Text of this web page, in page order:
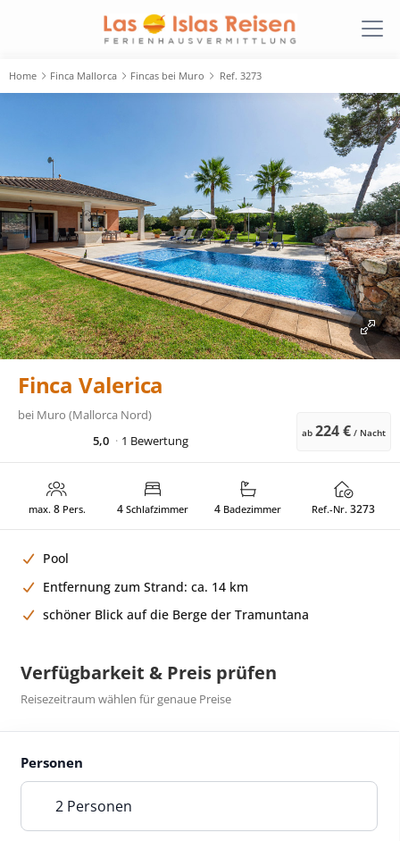
Home Finca Mallorca Fincas bei Muro Ref. 3273
Finca Valerica
bei Muro (Mallorca Nord)
5,0
1 Bewertung ab 224 € / Nacht
max. 8Pers. 4Schlafzimmer 4 Badezimmer Ref.-Nr. 3273
Pool
Entfernung zum Strand: ca. 14 km
schöner Blick auf die Berge der Tramuntana
Verfügbarkeit & Preis prüfen
Reisezeitraum wählen für genaue Preise
Personen
2 Personen